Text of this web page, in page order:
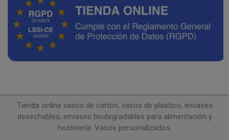
Tienda online vasos de cartón, vasos de plástico, envases
desechables, envases biodegradables para alimentación y
hostelería. Vasos personalizados.